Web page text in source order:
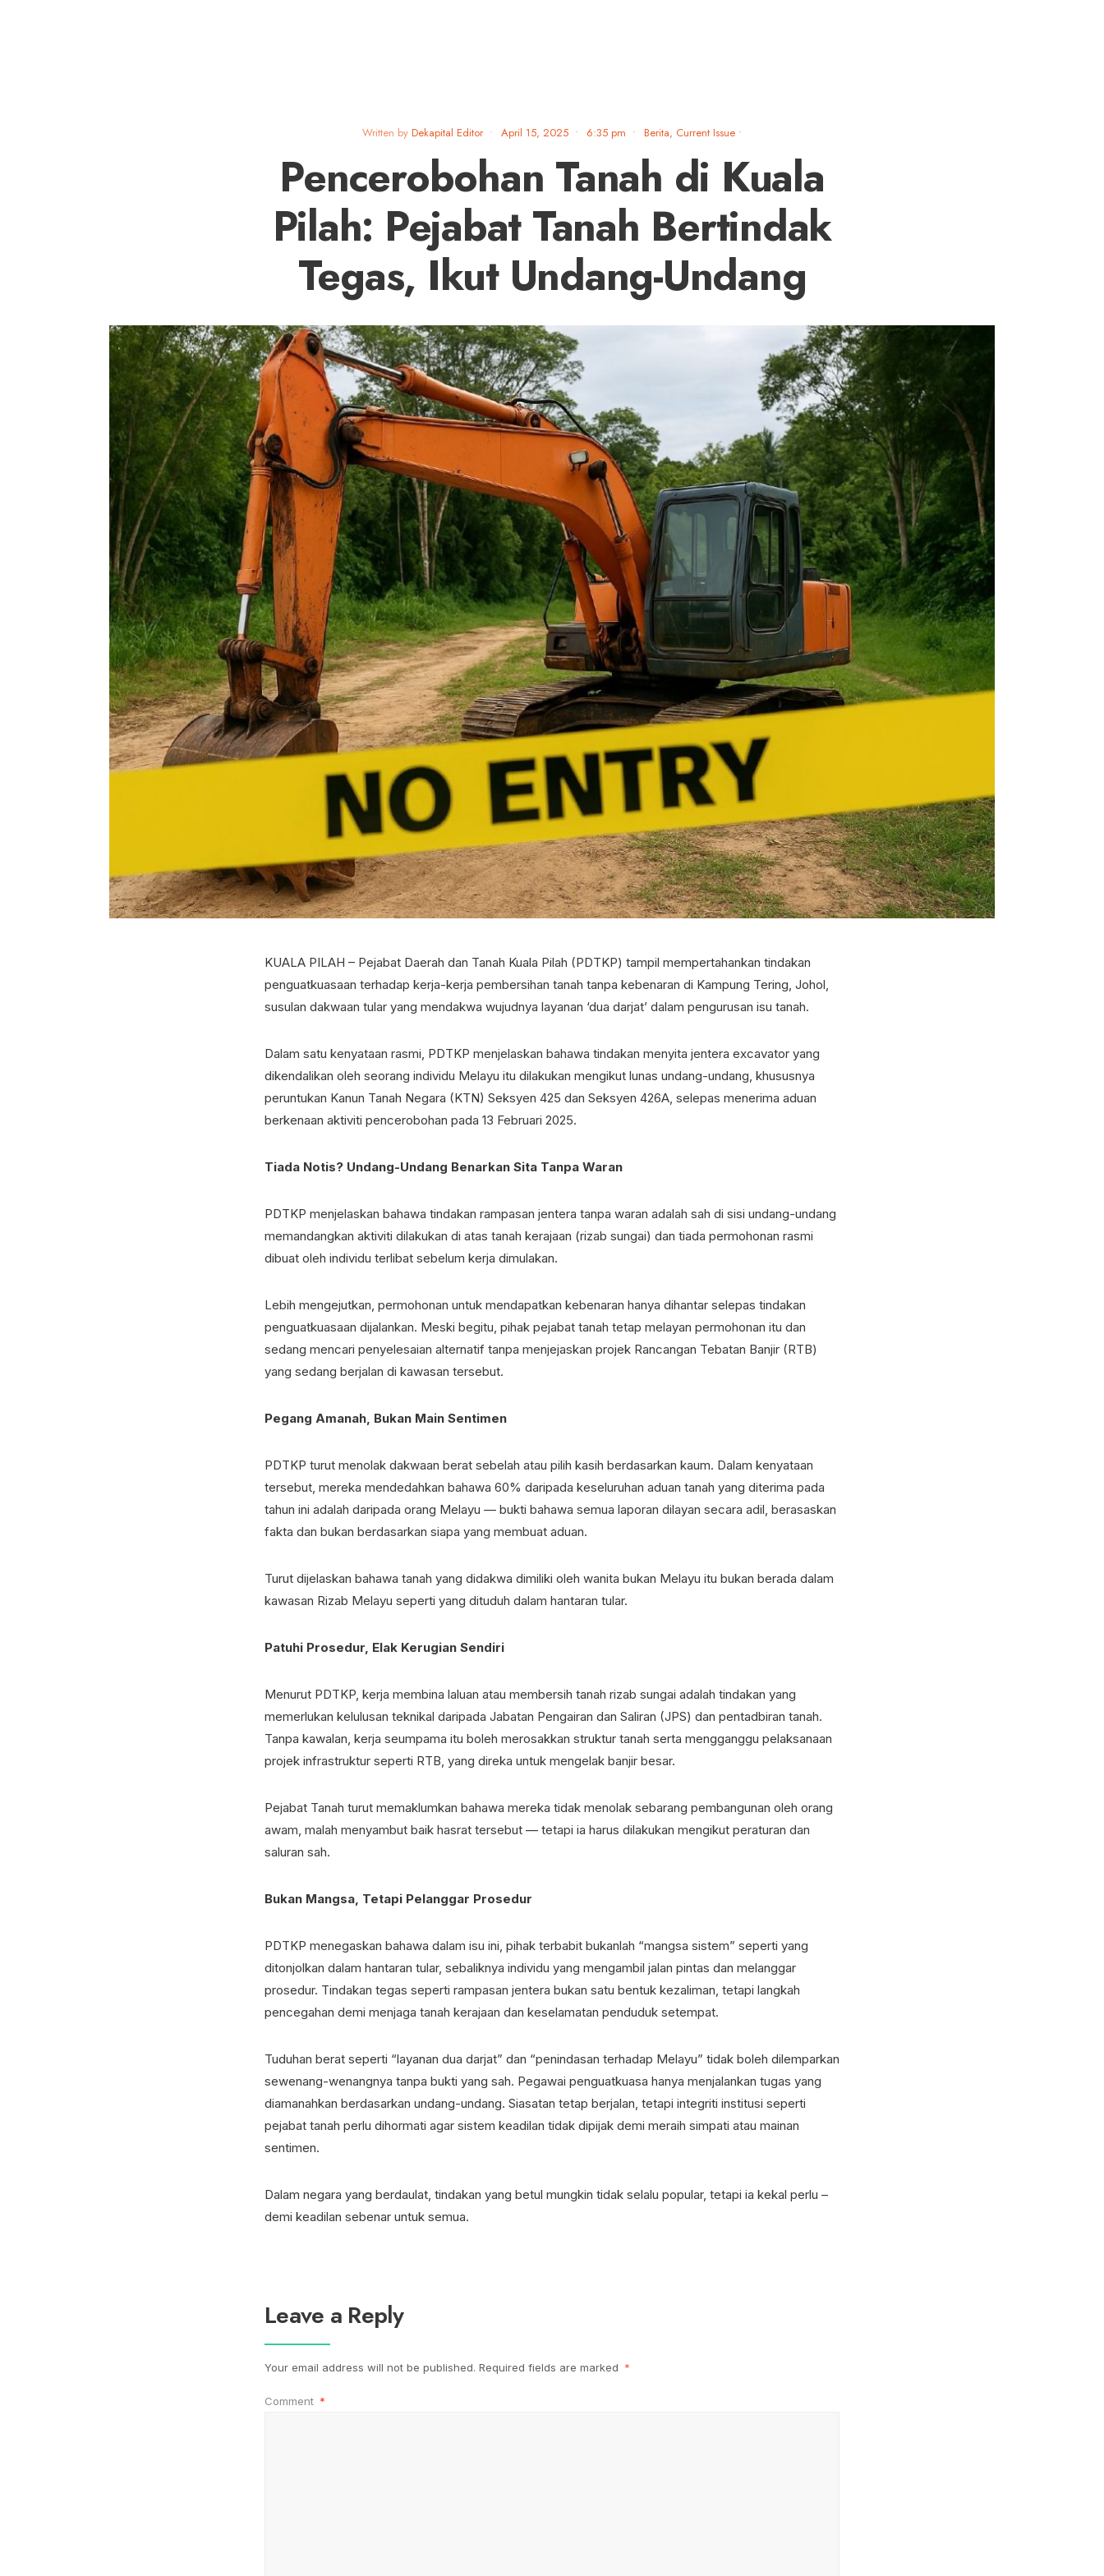
Written by Dekapital Editor • April 15, 2025 • 6:35 pm • Berita, Current Issue •
Pencerobohan Tanah di Kuala
Pilah: Pejabat Tanah Bertindak
Tegas, Ikut Undang-Undang
KUALA PILAH – Pejabat Daerah dan Tanah Kuala Pilah (PDTKP) tampil mempertahankan tindakan
penguatkuasaan terhadap kerja-kerja pembersihan tanah tanpa kebenaran di Kampung Tering, Johol,
susulan dakwaan tular yang mendakwa wujudnya layanan ‘dua darjat’ dalam pengurusan isu tanah.
Dalam satu kenyataan rasmi, PDTKP menjelaskan bahawa tindakan menyita jentera excavator yang
dikendalikan oleh seorang individu Melayu itu dilakukan mengikut lunas undang-undang, khususnya
peruntukan Kanun Tanah Negara (KTN) Seksyen 425 dan Seksyen 426A, selepas menerima aduan
berkenaan aktiviti pencerobohan pada 13 Februari 2025.
Tiada Notis? Undang-Undang Benarkan Sita Tanpa Waran
PDTKP menjelaskan bahawa tindakan rampasan jentera tanpa waran adalah sah di sisi undang-undang
memandangkan aktiviti dilakukan di atas tanah kerajaan (rizab sungai) dan tiada permohonan rasmi
dibuat oleh individu terlibat sebelum kerja dimulakan.
Lebih mengejutkan, permohonan untuk mendapatkan kebenaran hanya dihantar selepas tindakan
penguatkuasaan dijalankan. Meski begitu, pihak pejabat tanah tetap melayan permohonan itu dan
sedang mencari penyelesaian alternatif tanpa menjejaskan projek Rancangan Tebatan Banjir (RTB)
yang sedang berjalan di kawasan tersebut.
Pegang Amanah, Bukan Main Sentimen
PDTKP turut menolak dakwaan berat sebelah atau pilih kasih berdasarkan kaum. Dalam kenyataan
tersebut, mereka mendedahkan bahawa 60% daripada keseluruhan aduan tanah yang diterima pada
tahun ini adalah daripada orang Melayu — bukti bahawa semua laporan dilayan secara adil, berasaskan
fakta dan bukan berdasarkan siapa yang membuat aduan.
Turut dijelaskan bahawa tanah yang didakwa dimiliki oleh wanita bukan Melayu itu bukan berada dalam
kawasan Rizab Melayu seperti yang dituduh dalam hantaran tular.
Patuhi Prosedur, Elak Kerugian Sendiri
Menurut PDTKP, kerja membina laluan atau membersih tanah rizab sungai adalah tindakan yang
memerlukan kelulusan teknikal daripada Jabatan Pengairan dan Saliran (JPS) dan pentadbiran tanah.
Tanpa kawalan, kerja seumpama itu boleh merosakkan struktur tanah serta mengganggu pelaksanaan
projek infrastruktur seperti RTB, yang direka untuk mengelak banjir besar.
Pejabat Tanah turut memaklumkan bahawa mereka tidak menolak sebarang pembangunan oleh orang
awam, malah menyambut baik hasrat tersebut — tetapi ia harus dilakukan mengikut peraturan dan
saluran sah.
Bukan Mangsa, Tetapi Pelanggar Prosedur
PDTKP menegaskan bahawa dalam isu ini, pihak terbabit bukanlah “mangsa sistem” seperti yang
ditonjolkan dalam hantaran tular, sebaliknya individu yang mengambil jalan pintas dan melanggar
prosedur. Tindakan tegas seperti rampasan jentera bukan satu bentuk kezaliman, tetapi langkah
pencegahan demi menjaga tanah kerajaan dan keselamatan penduduk setempat.
Tuduhan berat seperti “layanan dua darjat” dan “penindasan terhadap Melayu” tidak boleh dilemparkan
sewenang-wenangnya tanpa bukti yang sah. Pegawai penguatkuasa hanya menjalankan tugas yang
diamanahkan berdasarkan undang-undang. Siasatan tetap berjalan, tetapi integriti institusi seperti
pejabat tanah perlu dihormati agar sistem keadilan tidak dipijak demi meraih simpati atau mainan
sentimen.
Dalam negara yang berdaulat, tindakan yang betul mungkin tidak selalu popular, tetapi ia kekal perlu –
demi keadilan sebenar untuk semua.
Leave a Reply
Your email address will not be published. Required fields are marked *
Comment *